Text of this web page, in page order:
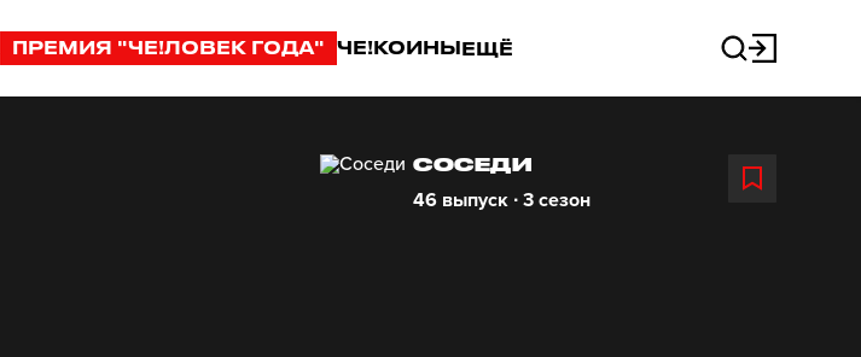
ПРЕМИЯ "ЧЕ!ЛОВЕК ГОДА" ЧЕ!КОИНЫЕЩЁ
СОСЕДИ
46 выпуск ∙ 3 сезон